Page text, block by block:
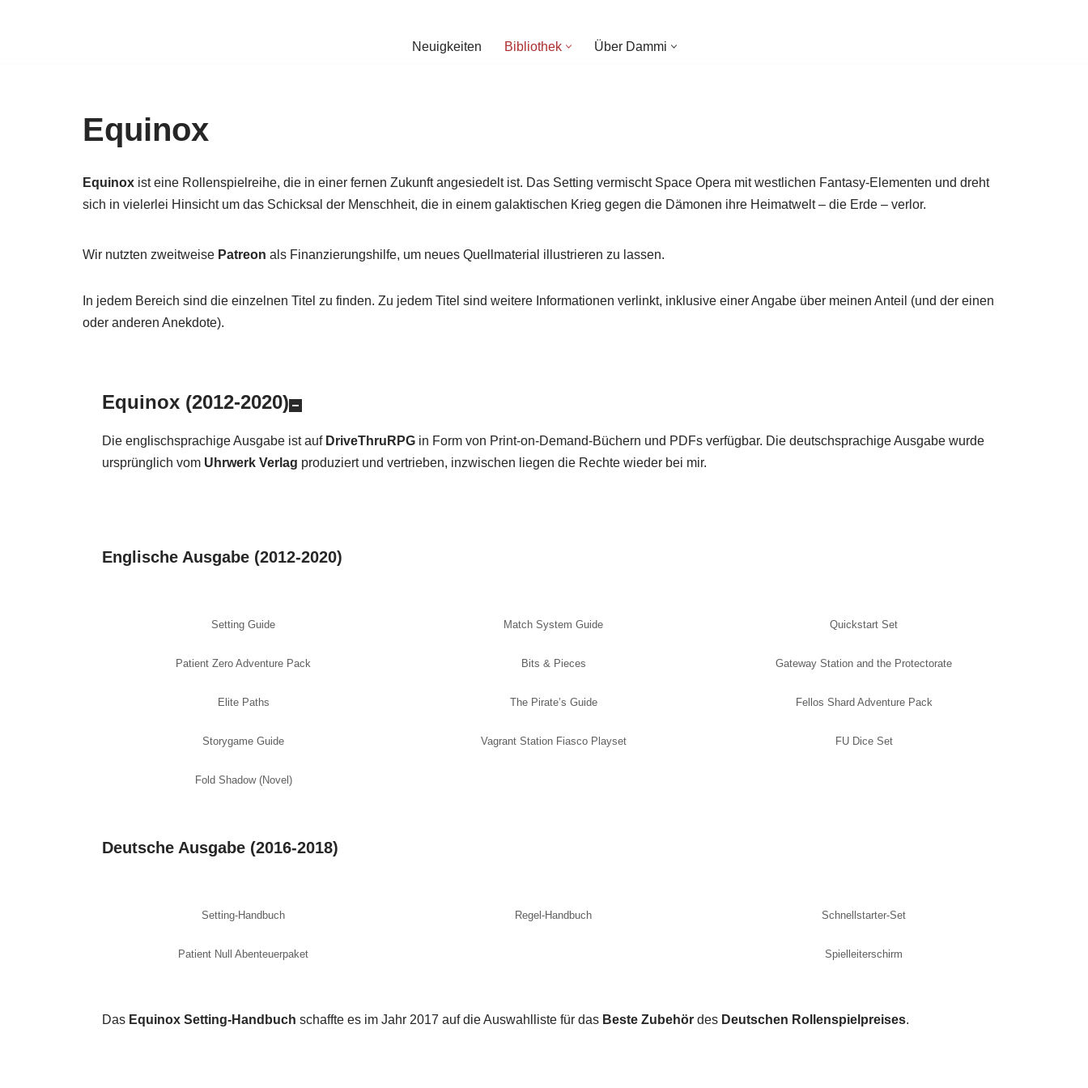
Neuigkeiten Bibliothek Über Dammi
Equinox
Equinox ist eine Rollenspielreihe, die in einer fernen Zukunft angesiedelt ist. Das Setting vermischt Space Opera mit westlichen Fantasy-Elementen und dreht
sich in vielerlei Hinsicht um das Schicksal der Menschheit, die in einem galaktischen Krieg gegen die Dämonen ihre Heimatwelt – die Erde – verlor.
Wir nutzten zweitweise Patreon als Finanzierungshilfe, um neues Quellmaterial illustrieren zu lassen.
In jedem Bereich sind die einzelnen Titel zu finden. Zu jedem Titel sind weitere Informationen verlinkt, inklusive einer Angabe über meinen Anteil (und der einen
oder anderen Anekdote).
Equinox (2012-2020)
Die englischsprachige Ausgabe ist auf DriveThruRPG in Form von Print-on-Demand-Büchern und PDFs verfügbar. Die deutschsprachige Ausgabe wurde
ursprünglich vom Uhrwerk Verlag produziert und vertrieben, inzwischen liegen die Rechte wieder bei mir.
Englische Ausgabe (2012-2020)
Setting Guide Match System Guide Quickstart Set
Patient Zero Adventure Pack Bits & Pieces Gateway Station and the Protectorate
Elite Paths The Pirate’s Guide Fellos Shard Adventure Pack
Storygame Guide Vagrant Station Fiasco Playset FU Dice Set
Fold Shadow (Novel)
Deutsche Ausgabe (2016-2018)
Setting-Handbuch Regel-Handbuch Schnellstarter-Set
Patient Null Abenteuerpaket Spielleiterschirm
Das Equinox Setting-Handbuch schaffte es im Jahr 2017 auf die Auswahlliste für das Beste Zubehör des Deutschen Rollenspielpreises.